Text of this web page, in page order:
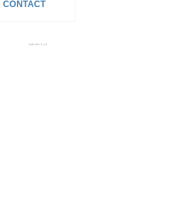
CONTACT
スポンサーリンク